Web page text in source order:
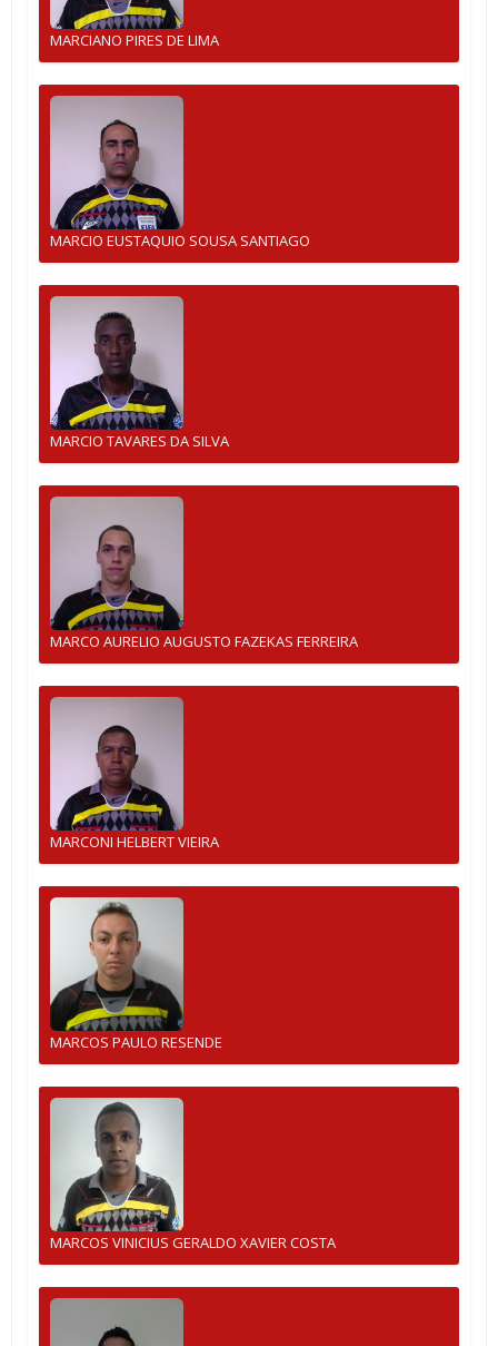
MARCIANO PIRES DE LIMA
MARCIO EUSTAQUIO SOUSA SANTIAGO
MARCIO TAVARES DA SILVA
MARCO AURELIO AUGUSTO FAZEKAS FERREIRA
MARCONI HELBERT VIEIRA
MARCOS PAULO RESENDE
MARCOS VINICIUS GERALDO XAVIER COSTA